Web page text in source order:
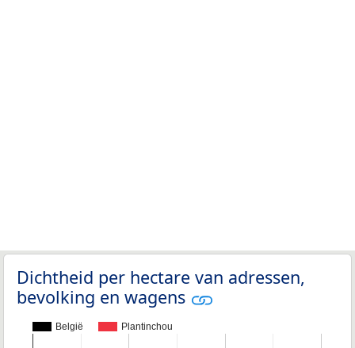
Dichtheid per hectare van adressen,
bevolking en wagens
België Plantinchou